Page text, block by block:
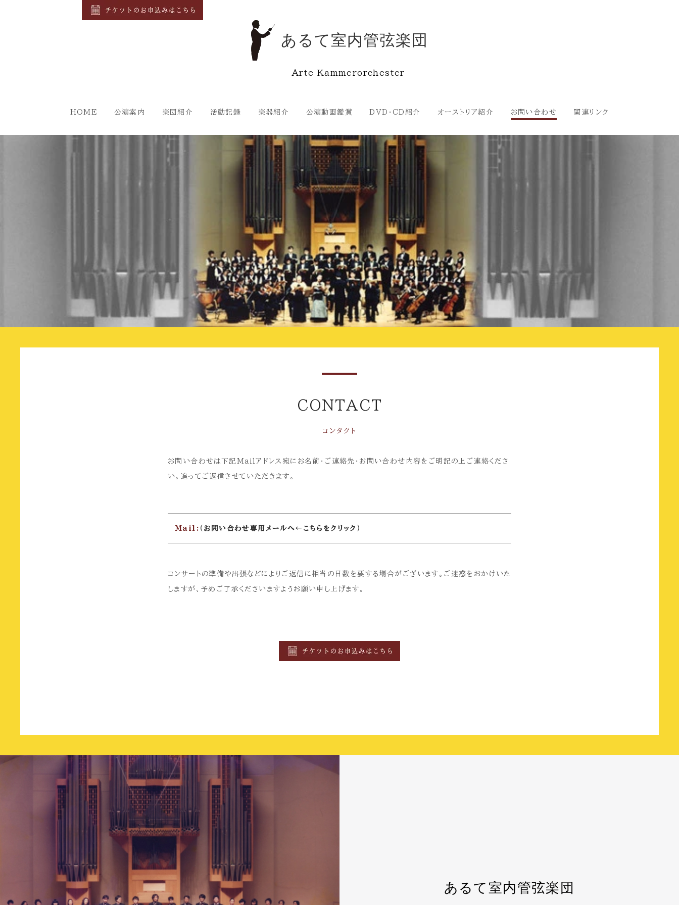
あるて室内管弦楽団
Arte Kammerorchester
HOME 公演案内 楽団紹介 活動記録 楽器紹介 公演動画鑑賞 DVD・CD紹介 オーストリア紹介 お問い合わせ 関連リンク
CONTACT
コンタクト
お問い合わせは下記Mailアドレス宛にお名前・ご連絡先・お問い合わせ内容をご明記の上ご連絡くださ
い。追ってご返信させていただきます。
Mail: （お問い合わせ専用メールへ←こちらをクリック）
コンサートの準備や出張などによりご返信に相当の日数を要する場合がございます。ご迷惑をおかけいた
しますが、予めご了承くださいますようお願い申し上げます。
あるて室内管弦楽団